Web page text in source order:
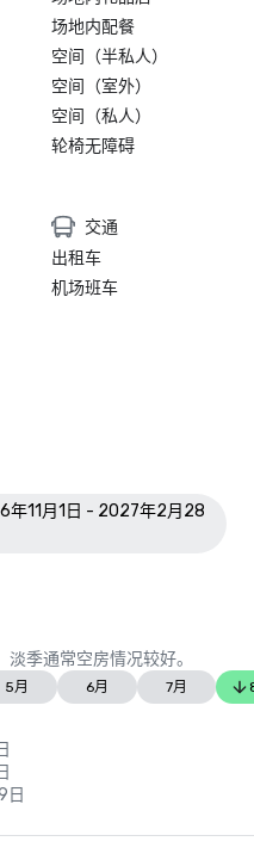
场地内配餐
空间（半私人）
空间（室外）
空间（私人）
轮椅无障碍
交通
出租车
机场班车
年11月1日 - 2027年2月28
季通常空房情况较好。
5月 6月 7月
日